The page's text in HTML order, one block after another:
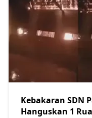
Kebakaran SDN
Hanguskan 1